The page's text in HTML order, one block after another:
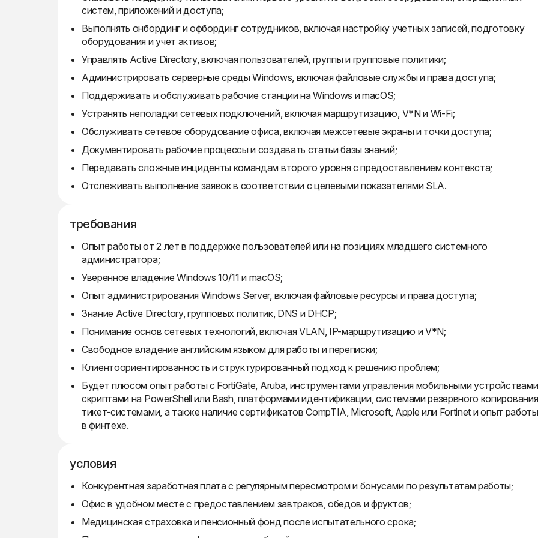
систем, приложений и доступа;
Выполнять онбординг и офбординг сотрудников, включая настройку учетных записей, подготовку
оборудования и учет активов;
Управлять Active Directory, включая пользователей, группы и групповые политики;
Администрировать серверные среды Windows, включая файловые службы и права доступа;
Поддерживать и обслуживать рабочие станции на Windows и macOS;
Устранять неполадки сетевых подключений, включая маршрутизацию, V*N и Wi-Fi;
Обслуживать сетевое оборудование офиса, включая межсетевые экраны и точки доступа;
Документировать рабочие процессы и создавать статьи базы знаний;
Передавать сложные инциденты командам второго уровня с предоставлением контекста;
Отслеживать выполнение заявок в соответствии с целевыми показателями SLA.
требования
Опыт работы от 2 лет в поддержке пользователей или на позициях младшего системного
администратора;
Уверенное владение Windows 10/11 и macOS;
Опыт администрирования Windows Server, включая файловые ресурсы и права доступа;
Знание Active Directory, групповых политик, DNS и DHCP;
Понимание основ сетевых технологий, включая VLAN, IP-маршрутизацию и V*N;
Свободное владение английским языком для работы и переписки;
Клиентоориентированность и структурированный подход к решению проблем;
Будет плюсом опыт работы с FortiGate, Aruba, инструментами управления мобильными
скриптами на PowerShell или Bash, платформами идентификации, системами резервного
тикет-системами, а также наличие сертификатов CompTIA, Microsoft, Apple или Fortinet и опыт работы
в финтехе.
условия
Конкурентная заработная плата с регулярным пересмотром и бонусами по результатам работы;
Офис в удобном месте с предоставлением завтраков, обедов и фруктов;
Медицинская страховка и пенсионный фонд после испытательного срока;